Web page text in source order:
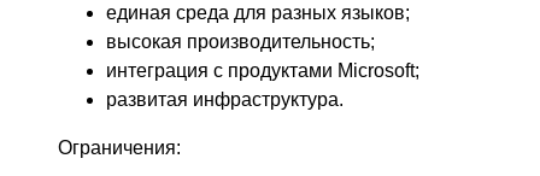
единая среда для разных языков;
высокая производительность;
интеграция с продуктами Microsoft;
развитая инфраструктура.
Ограничения: